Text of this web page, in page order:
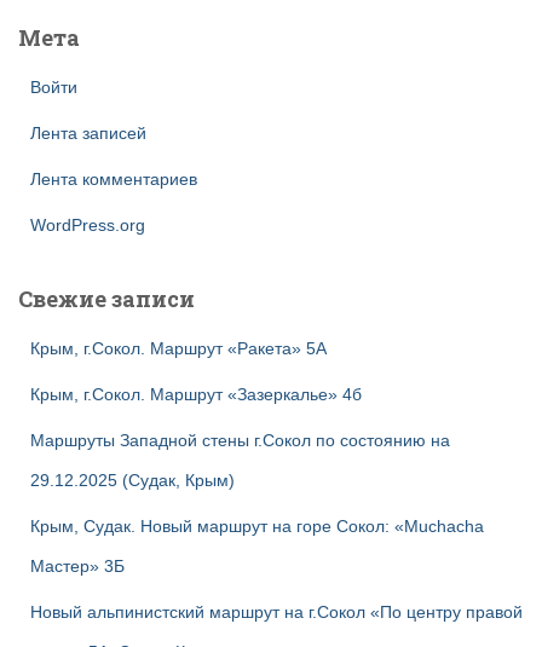
Мета
Войти
Лента записей
Лента комментариев
WordPress.org
Свежие записи
Крым, г.Сокол. Маршрут «Ракета» 5А
Крым, г.Сокол. Маршрут «Зазеркалье» 4б
Маршруты Западной стены г.Сокол по состоянию на
29.12.2025 (Судак, Крым)
Крым, Судак. Новый маршрут на горе Сокол: «Muchacha
Мастер» 3Б
Новый альпинистский маршрут на г.Сокол «По центру правой